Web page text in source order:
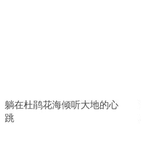
躺在杜鹃花海倾听大地的心
跳